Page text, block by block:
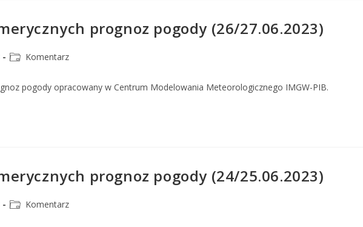
prognoz pogody (26/27.06.2023)
Komentarz
pogody opracowany w Centrum Modelowania Meteorologicznego IMGW-PIB.
prognoz pogody (24/25.06.2023)
Komentarz